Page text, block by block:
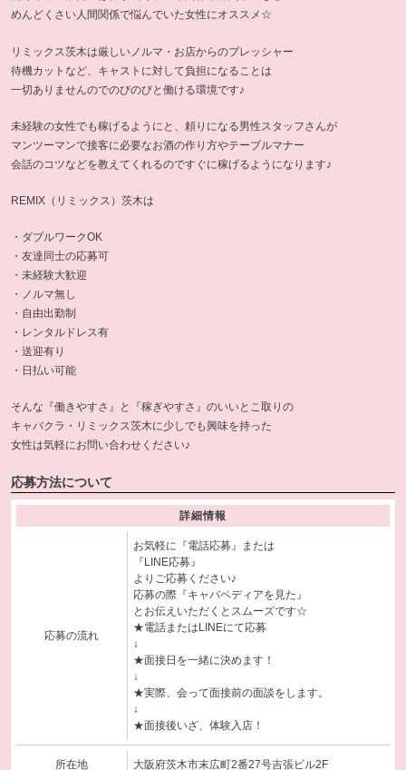
めんどくさい人間関係で悩んでいた女性にオススメ☆
リミックス茨木は厳しいノルマ・お店からのプレッシャー
待機カットなど、キャストに対して負担になることは
一切ありませんのでのびのびと働ける環境です♪
未経験の女性でも稼げるようにと、頼りになる男性スタッフさんが
マンツーマンで接客に必要なお酒の作り方やテーブルマナー
会話のコツなどを教えてくれるのですぐに稼げるようになります♪
REMIX（リミックス）茨木は
・ダブルワークOK
・友達同士の応募可
・未経験大歓迎
・ノルマ無し
・自由出勤制
・レンタルドレス有
・送迎有り
・日払い可能
そんな『働きやすさ』と『稼ぎやすさ』のいいとこ取りの
キャバクラ・リミックス茨木に少しでも興味を持った
女性は気軽にお問い合わせください♪
応募方法について
詳細情報
応募の流れ
お気軽に『電話応募』または
『LINE応募』
よりご応募ください♪
応募の際『キャバペディアを見た』
とお伝えいただくとスムーズです☆
★電話またはLINEにて応募
↓
★面接日を一緒に決めます！
↓
★実際、会って面接前の面談をします。
↓
★面接後いざ、体験入店！
所在地 大阪府茨木市末広町2番27号吉張ビル2F